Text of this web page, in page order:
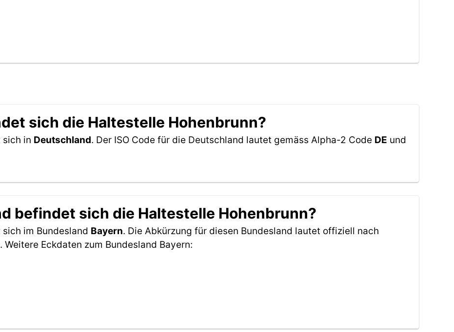
sich die Haltestelle Hohenbrunn?
sich in Deutschland. Der ISO Code für die Deutschland lautet gemäss Alpha-2 Code DE und
befindet sich die Haltestelle Hohenbrunn?
im Bundesland Bayern. Die Abkürzung für diesen Bundesland lautet offiziell nach
. Weitere Eckdaten zum Bundesland Bayern: